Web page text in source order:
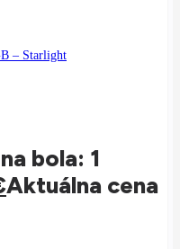
– Starlight
bola: 1
Aktuálna cena